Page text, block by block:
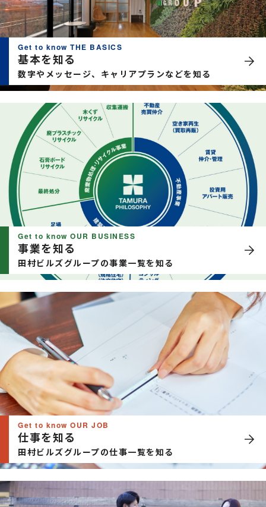
Get to know THE BASICS
基本を知る
数字やメッセージ、キャリアプランなどを知る
Get to know OUR BUSINESS
事業を知る
田村ビルズグループの事業一覧を知る
Get to know OUR JOB
仕事を知る
田村ビルズグループの仕事一覧を知る